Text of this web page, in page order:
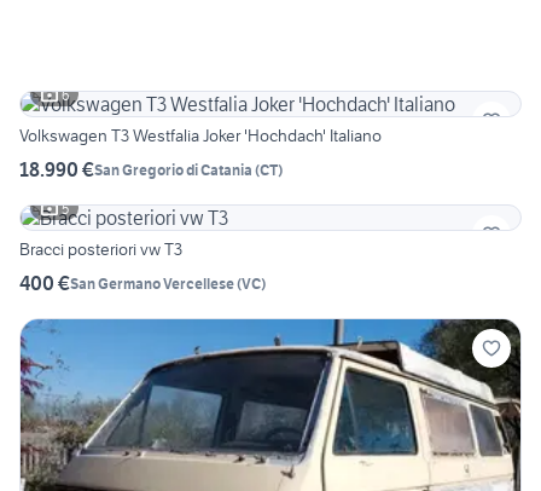
6
Volkswagen T3 Westfalia Joker 'Hochdach' Italiano
18.990 €San Gregorio di Catania (CT)
5
Bracci posteriori vw T3
400 €San Germano Vercellese(VC)